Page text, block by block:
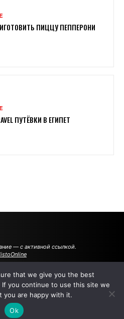
ПИЦЦУ ПЕППЕРОНИ
ПУТЁВКИ В ЕГИПЕТ
— с активной ссылкой.
АВТОРЫ РЕКЛАМА НА САЙТЕ
that we give you the best
you continue to use this site we
you are happy with it.
Ok